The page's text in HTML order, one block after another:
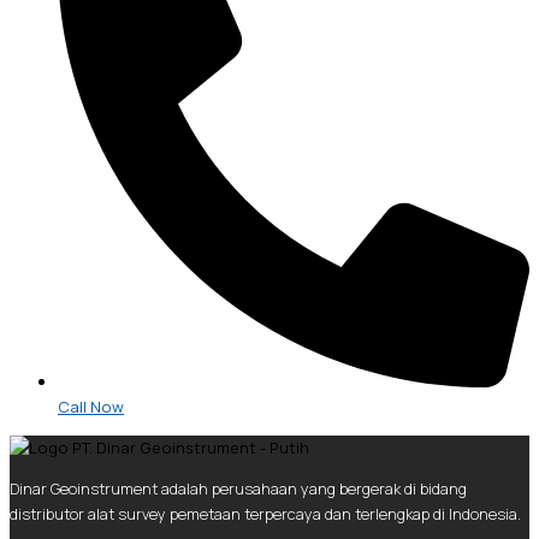
Call Now
Dinar Geoinstrument adalah perusahaan yang bergerak di bidang
distributor alat survey pemetaan terpercaya dan terlengkap di Indonesia.